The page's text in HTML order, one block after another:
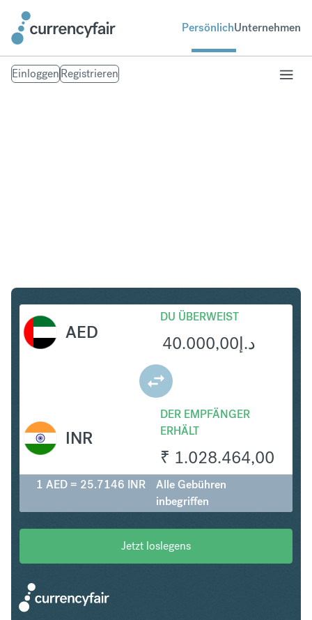
PersönlichUnternehmen
EinloggenRegistrieren
AED
DU ÜBERWEIST
د.إ40.000,00
DER EMPFÄNGER
ERHÄLT
₹ 1.028.464,00
INR
1 AED = 25.7146 INR
Alle Gebühren
inbegriffen
Jetzt loslegens